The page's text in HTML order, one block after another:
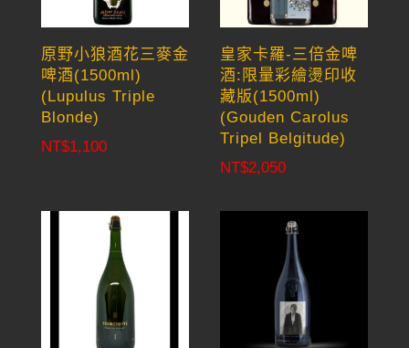
原野小狼酒花三麥金
啤酒(1500ml)
(Lupulus Triple
Blonde)
NT$1,100
皇家卡羅-三倍金啤
酒:限量彩繪燙印收
藏版(1500ml)
(Gouden Carolus
Tripel Belgitude)
NT$2,050